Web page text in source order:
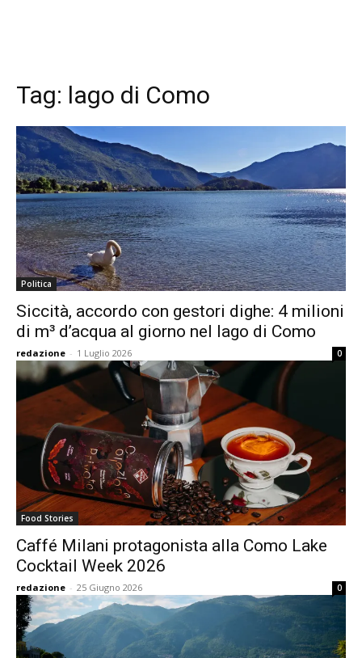
Tag: lago di Como
Politica
Siccità, accordo con gestori dighe: 4 milioni
di m³ d’acqua al giorno nel lago di Como
redazione - 1 Luglio 2026 0
Food Stories
Caffé Milani protagonista alla Como Lake
Cocktail Week 2026
redazione - 25 Giugno 2026 0